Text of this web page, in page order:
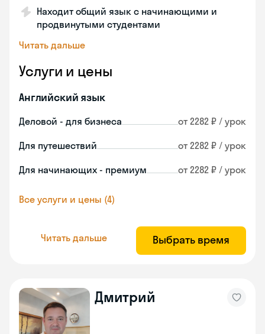
Находит общий язык с начинающими и
продвинутыми студентами
Читать дальше
Услуги и цены
Английский язык
Деловой - для бизнеса от 2282 ₽ / урок
Для путешествий от 2282 ₽ / урок
Для начинающих - премиум от 2282 ₽ / урок
Все услуги и цены (4)
Читать дальше Выбрать время
Дмитрий